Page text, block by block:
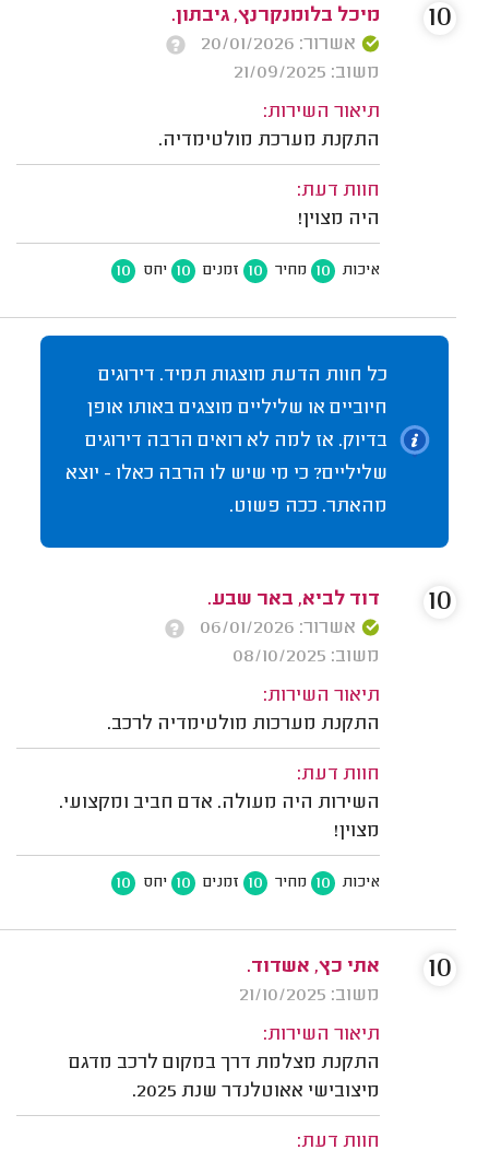
מיכל בלומנקרנץ, גיבתון.
אשרור: 20/01/2026
משוב: 21/09/2025
תיאור השירות:
התקנת מערכת מולטימדיה.
חוות דעת:
היה מצוין!
איכות 10 מחיר 10 זמנים 10 יחס 10
10
כל חוות הדעת מוצגות תמיד. דירוגים
חיוביים או שליליים מוצגים באותו אופן
בדיוק. אז למה לא רואים הרבה דירוגים
שליליים? כי מי שיש לו הרבה כאלו - יוצא
מהאתר. ככה פשוט.
אשרור: 06/01/2026
משוב: 08/10/2025
תיאור השירות:
התקנת מערכות מולטימדיה לרכב.
חוות דעת:
השירות היה מעולה. אדם חביב ומקצועי.
מצוין!
איכות 10 מחיר 10 זמנים 10 יחס 10
10
אתי כץ, אשדוד.
משוב: 21/10/2025
תיאור השירות:
התקנת מצלמת דרך במקום לרכב מדגם
מיצובישי אאוטלנדר שנת 2025.
חוות דעת:
10